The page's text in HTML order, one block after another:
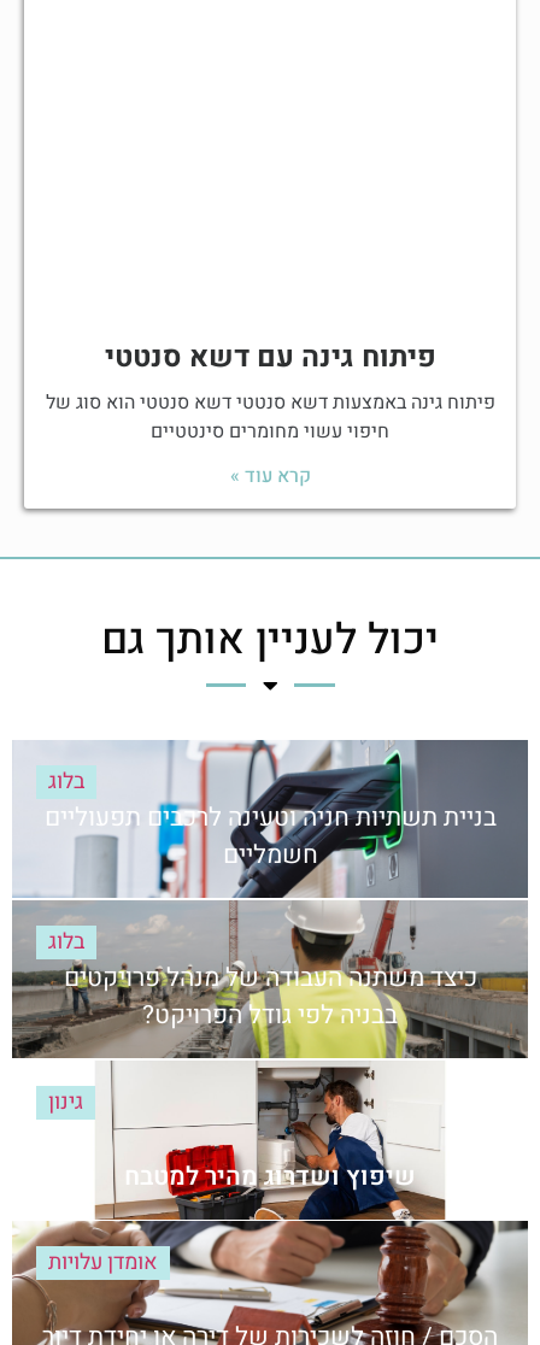
פיתוח גינה עם דשא סנטטי
פיתוח גינה באמצעות דשא סנטטי דשא סנטטי הוא סוג של
חיפוי עשוי מחומרים סינטטיים
קרא עוד »
יכול לעניין אותך גם
בלוג
בניית תשתיות חניה וטעינה לרכבים תפעוליים
חשמליים
בלוג
כיצד משתנה העבודה של מנהל פרויקטים
בבניה לפי גודל הפרויקט?
גינון
שיפוץ ושדרוג מהיר למטבח
אומדן עלויות
הסכם / חוזה לשכירות של דירה או יחידת דיור